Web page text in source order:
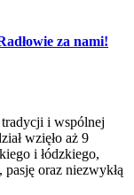
za nami!
i wspólnej
wzięło aż 9
i łódzkiego,
oraz niezwykłą